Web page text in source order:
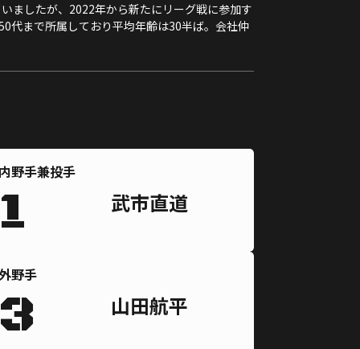
ましたが、2022年から新たにリーグ戦に参加す
代まで所属しており平均年齢は30半ば。会社仲
野手兼投手
武市直道
野手
山田航平